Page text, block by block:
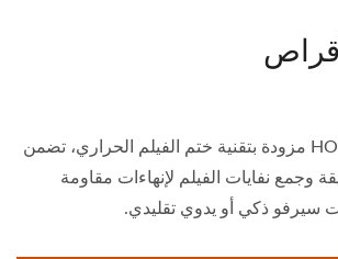
آلات تعبئة HOPAK CD مزودة بتقنية ختم الفيلم الحراري، تضمن
وجمع نفايات الفيلم لإنهاءات مقاومة
سيرفو ذكي أو يدوي تقليدي.